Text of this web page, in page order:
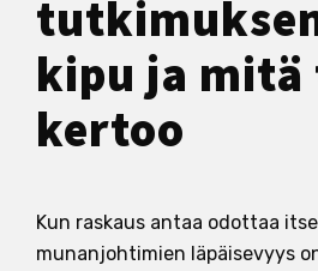
kipu ja
kertoo
Kun raskaus antaa odottaa
munanjohtimien läpäisevyys